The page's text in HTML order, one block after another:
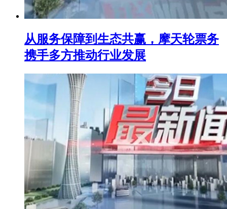
从服务保障到生态共赢，摩天轮票务
携手多方推动行业发展